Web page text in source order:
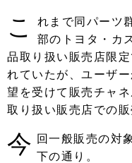
ストップ 不具合修理＆粗悪
コラム
ショップ紹介
ショップレポート
レストア
カーメーカー「旧車」関連
ェクト
イベント
イベント告知
こ
れまで同パーツ
部のトヨタ・カ
品取り扱い販売店限定
れていたが、ユーザ
望を受けて販売チャ
取り扱い販売店での販
今 回一般販売の対
下の通り。